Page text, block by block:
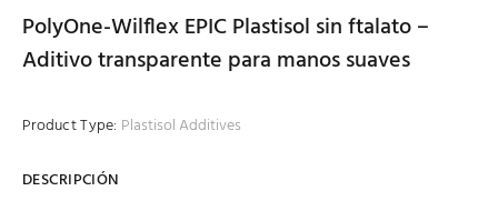
PolyOne-Wilflex EPIC Plastisol sin ftalato –
Aditivo transparente para manos suaves
Product Type: Plastisol Additives
DESCRIPCIÓN